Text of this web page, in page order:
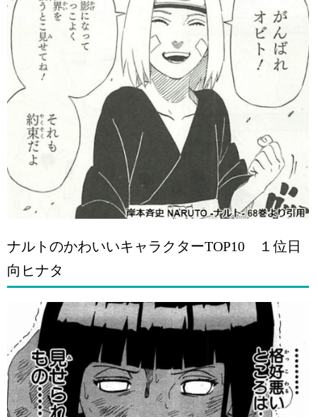
ナルトのかわいいキャラクターTOP10 １位日
向ヒナタ